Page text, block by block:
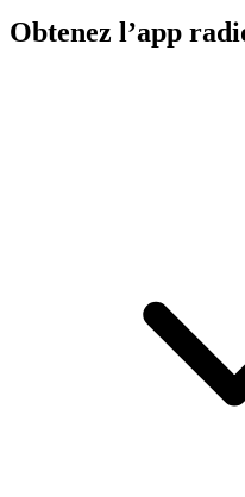
Obtenez l’app